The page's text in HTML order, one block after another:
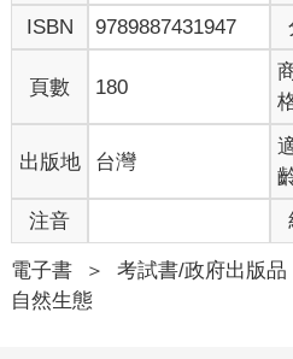
ISBN
9789887431947
頁數 180
出版地 台灣
注音
電子書 ＞ 考試書/政府出版品
自然生態